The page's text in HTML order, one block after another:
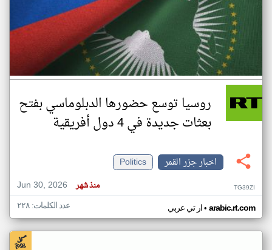
روسيا توسع حضورها الدبلوماسي بفتح
بعثات جديدة في 4 دول أفريقية
اخبار جزر القمر
Politics
Jun 30, 2026
منذ شهر TG39ZI
ار تي عربي• arabic.rt.com عدد الكلمات: ٢٢٨